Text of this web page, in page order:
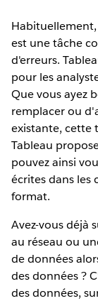
est une tâche
d'erreurs.
pour les
Que vous ayez
remplacer ou
existante, cette
Tableau
pouvez ainsi
écrites dans les
format.
Avez-vous déjà
au réseau ou
de données
des données ?
des données,